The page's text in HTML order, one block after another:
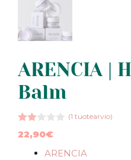
ARENCIA |
Balm
2.00
5:st
(1 tuotearvio)
22,90€
ARENCIA